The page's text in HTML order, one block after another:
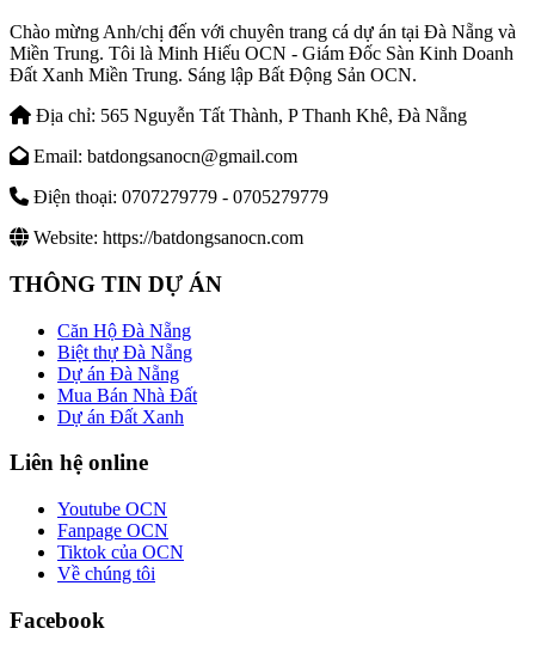
Chào mừng Anh/chị đến với chuyên trang cá dự án tại Đà Nẵng và
Miền Trung. Tôi là Minh Hiếu OCN - Giám Đốc Sàn Kinh Doanh
Đất Xanh Miền Trung. Sáng lập Bất Động Sản OCN.
Địa chỉ: 565 Nguyễn Tất Thành, P Thanh Khê, Đà Nẵng
Email: batdongsanocn@gmail.com
Điện thoại: 0707279779 - 0705279779
Website: https://batdongsanocn.com
THÔNG TIN DỰ ÁN
Căn Hộ Đà Nẵng
Biệt thự Đà Nẵng
Dự án Đà Nẵng
Mua Bán Nhà Đất
Dự án Đất Xanh
Liên hệ online
Youtube OCN
Fanpage OCN
Tiktok của OCN
Về chúng tôi
Facebook